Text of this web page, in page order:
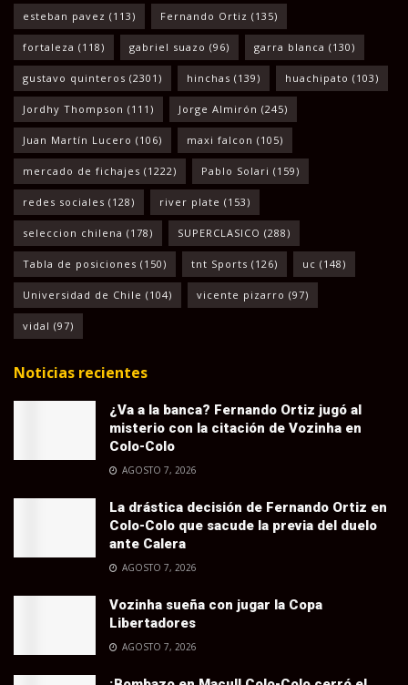
esteban pavez (113) Fernando Ortiz (135)
fortaleza (118) gabriel suazo (96) garra blanca (130)
gustavo quinteros (2301) hinchas (139) huachipato (103)
Jordhy Thompson (111) Jorge Almirón (245)
Juan Martín Lucero (106) maxi falcon (105)
mercado de fichajes (1222) Pablo Solari (159)
redes sociales (128) river plate (153)
seleccion chilena (178) SUPERCLASICO (288)
Tabla de posiciones (150) tnt Sports (126) uc (148)
Universidad de Chile (104) vicente pizarro (97)
vidal (97)
Noticias recientes
¿Va a la banca? Fernando Ortiz jugó al
misterio con la citación de Vozinha en
Colo-Colo
AGOSTO 7, 2026
La drástica decisión de Fernando Ortiz en
Colo-Colo que sacude la previa del duelo
ante Calera
AGOSTO 7, 2026
Vozinha sueña con jugar la Copa
Libertadores
AGOSTO 7, 2026